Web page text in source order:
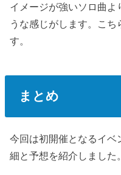
イメージが強いソロ曲
うな感じがします。こ
す。
まとめ
今回は初開催となるイ
細と予想を紹介しました。